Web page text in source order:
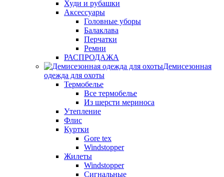
Худи и рубашки
Аксессуары
Головные уборы
Балаклава
Перчатки
Ремни
РАСПРОДАЖА
Демисезонная
одежда для охоты
Термобелье
Все термобелье
Из шерсти мериноса
Утепление
Флис
Куртки
Gore tex
Windstopper
Жилеты
Windstopper
Сигнальные